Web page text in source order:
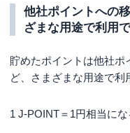
他社ポイントへの
ざまな用途で利用
貯めたポイントは他社ポ
ど、さまざまな用途で利
1 J-POINT＝1円相当に